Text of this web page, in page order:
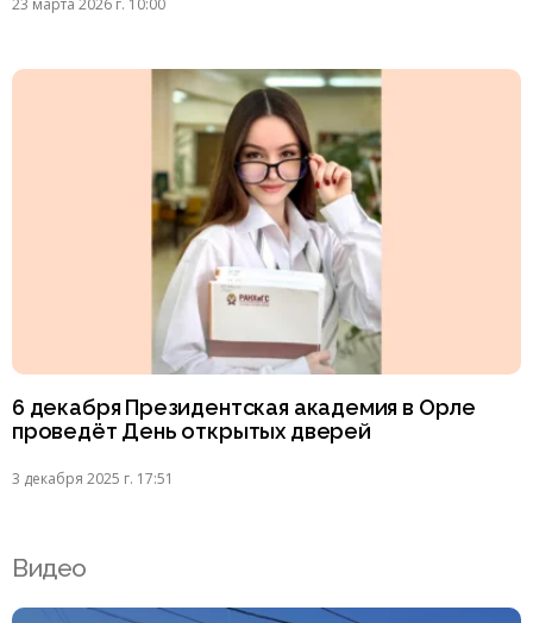
6 декабря Президентская академия в Орле
проведёт День открытых дверей
3 декабря 2025 г. 17:51
Видео